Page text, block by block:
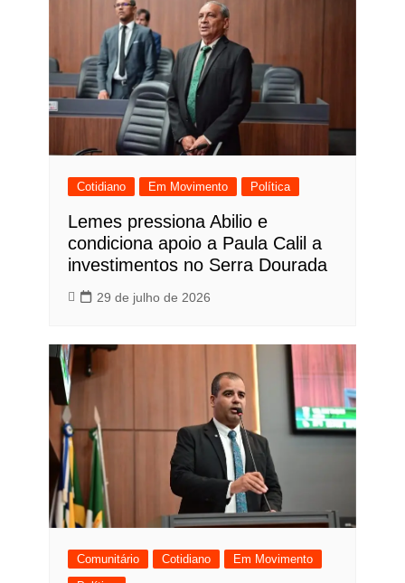
Cotidiano Em Movimento Política
Lemes pressiona Abilio e
condiciona apoio a Paula Calil a
investimentos no Serra Dourada
29 de julho de 2026
Comunitário Cotidiano
Em Movimento